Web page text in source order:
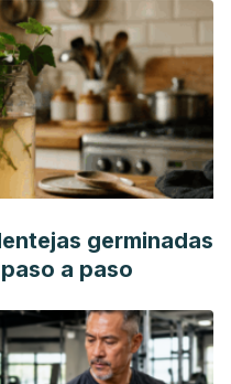
germinadas
a paso